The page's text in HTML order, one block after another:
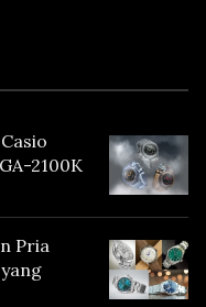
2100K
Pria